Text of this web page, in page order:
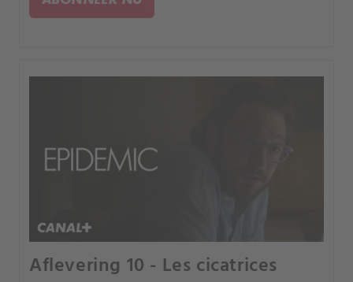
Aflevering 10 - Les cicatrices